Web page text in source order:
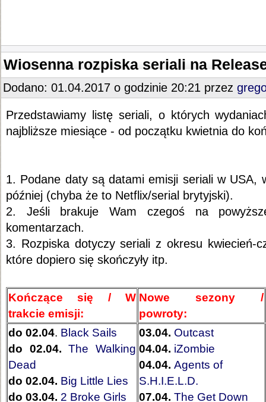
Wiosenna rozpiska seriali na
Dodano: 01.04.2017 o godzinie 20:21 przez
Przedstawiamy listę seriali, o których
najbliższe miesiące - od początku kwietnia do
1. Podane daty są datami emisji seriali w USA,
później (chyba że to Netflix/serial brytyjski).
2. Jeśli brakuje Wam czegoś na
komentarzach.
3. Rozpiska dotyczy seriali z okresu kwiecień-
które dopiero się skończyły itp.
Kończące się / W
trakcie emisji:
Nowe sezony /
powroty:
do 02.04. Black Sails
do 02.04.The Walking
Dead
do 02.04. Big Little Lies
do 03.04. 2 Broke Girls
03.04. Outcast
04.04. iZombie
04.04. Agents of
S.H.I.E.L.D.
07.04. The Get Down